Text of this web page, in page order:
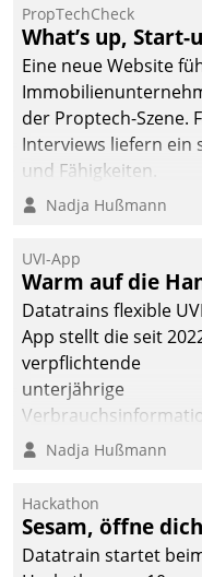
PropTechCheck
What’s up, Start-
Eine neue Website
der Proptech-Szene.
Interviews liefern ein
und Fähigkeiten.
Nadja Hußmann
UVI-App
Warm auf die
Datatrains flexible
App stellt die seit
verpflichtende
unterjährige
schnell, zuverlässig
Die monatlichen
Mitteilungen zum
Heizungs- und
Nadja Hußmann
Hackathon
Sesam, öffne
Datatrain startet